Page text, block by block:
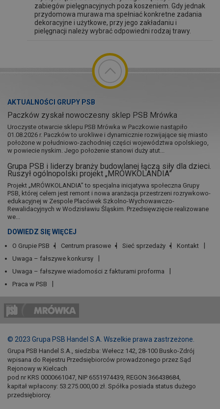
zabiegów pielęgnacyjnych poza koszeniem. Gdy jednak
przydomowa murawa ma spełniać konkretne zadania
dekoracyjne i użytkowe, przy jego zakładaniu i
pielęgnacji należy wybrać odpowiedni rodzaj trawy.
AKTUALNOŚCI GRUPY PSB
Paczków zyskał nowoczesny sklep PSB Mrówka
Uroczyste otwarcie sklepu PSB Mrówka w Paczkowie nastąpiło
01.08.2026 r. Paczków to urokliwe i dynamicznie rozwijające się miasto
położone w południowo-zachodniej części województwa opolskiego,
w powiecie nyskim. Jego położenie stanowi duży atut...
Grupa PSB i liderzy branży budowlanej łączą siły dla dzieci.
Ruszył ogólnopolski projekt „MRÓWKOLANDIA”
Projekt „MRÓWKOLANDIA” to specjalna inicjatywa społeczna Grupy
PSB, której celem jest remont i nowa aranżacja przestrzeni rozrywkowo-
edukacyjnej w Zespole Placówek Szkolno-Wychowawczo-
Rewalidacyjnych w Wodzisławiu Śląskim. Przedsięwzięcie realizowane
we...
DOWIEDZ SIĘ WIĘCEJ
O Grupie PSB Centrum prasowe Sieć sprzedaży
Kontakt
Uwaga – fałszywe konkursy
Uwaga – fałszywe wiadomości z fakturami proforma
Praca w PSB
© 2023 Grupa PSB Handel S.A. Wszelkie prawa zastrzeżone.
Grupa PSB Handel S.A., siedziba: Wełecz 142, 28-100 Busko-Zdrój
wpisana do Rejestru Przedsiębiorców prowadzonego przez Sąd
Rejonowy w Kielcach
pod nr KRS 0000661047, NIP 6551974439, REGON 366438684,
kapitał wpłacony: 53.275.000,00 zł. Spółka posiada status dużego
przedsiębiorcy.